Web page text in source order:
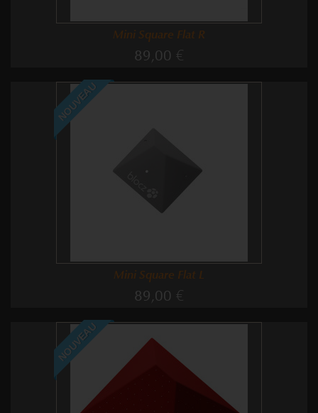
Mini Square Flat R
89,00 €
NOUVEAU
Mini Square Flat L
89,00 €
NOUVEAU